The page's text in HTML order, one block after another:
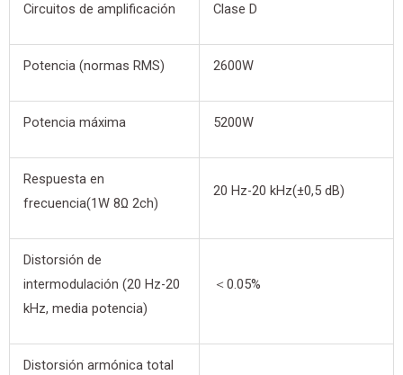
Circuitos de amplificación Clase D
Potencia (normas RMS) 2600W
Potencia máxima 5200W
Respuesta en
frecuencia(1W 8Ω 2ch)
20 Hz-20 kHz(±0,5 dB)
Distorsión de
intermodulación (20 Hz-20
kHz, media potencia)
＜0.05%
Distorsión armónica total